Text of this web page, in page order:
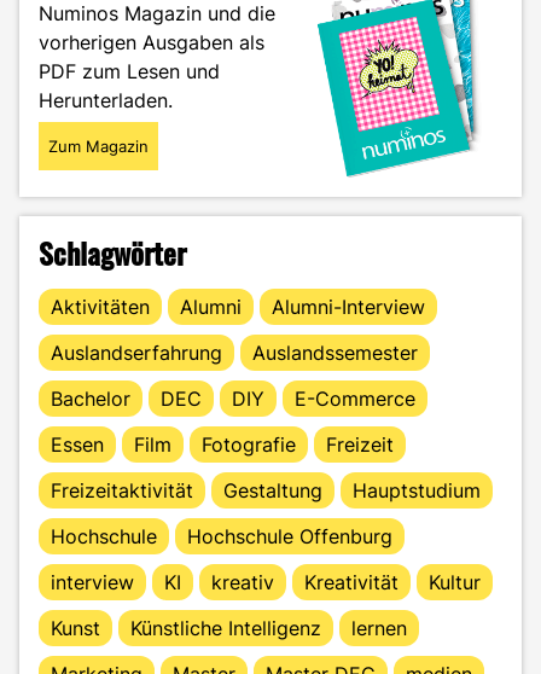
Numinos Magazin und die
vorherigen Ausgaben als
PDF zum Lesen und
Herunterladen.
Zum Magazin
Schlagwörter
Aktivitäten Alumni
Alumni-Interview
Auslandserfahrung
Auslandssemester
Bachelor
DEC DIY
E-Commerce
Essen
Film Fotografie
Freizeit
Freizeitaktivität
Gestaltung
Hauptstudium
Hochschule
Hochschule Offenburg
interview
KI kreativ Kreativität
Kultur
Kunst
Künstliche Intelligenz
lernen